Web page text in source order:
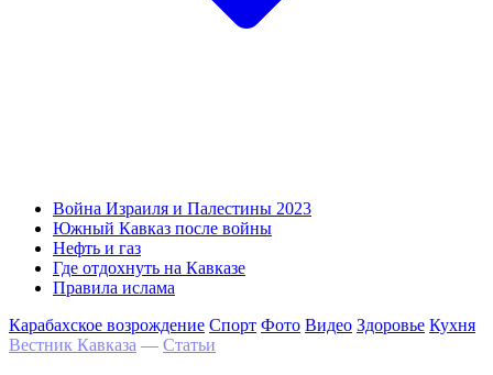
Война Израиля и Палестины 2023
Южный Кавказ после войны
Нефть и газ
Где отдохнуть на Кавказе
Правила ислама
Карабахское возрождение Спорт Фото Видео Здоровье Кухня
Вестник Кавказа — Статьи